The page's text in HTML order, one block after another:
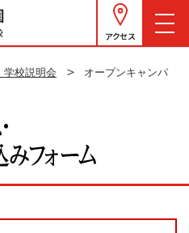
アクセス
学校説明会
オープンキャンパ